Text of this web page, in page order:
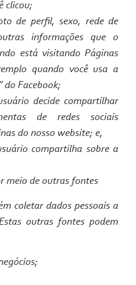
clicou;
de perfil, sexo, rede de
informações que o
está visitando Páginas
quando você usa a
do Facebook;
decide compartilhar
de redes sociais
do nosso website; e,
compartilha sobre a
meio de outras fontes
coletar dados pessoais a
outras fontes podem